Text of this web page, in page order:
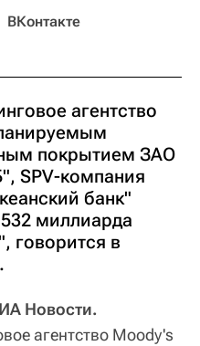
ВКонтакте
агентство
покрытием ЗАО
SPV-компания
банк"
миллиарда
говорится в
Новости.
агентство Moody's